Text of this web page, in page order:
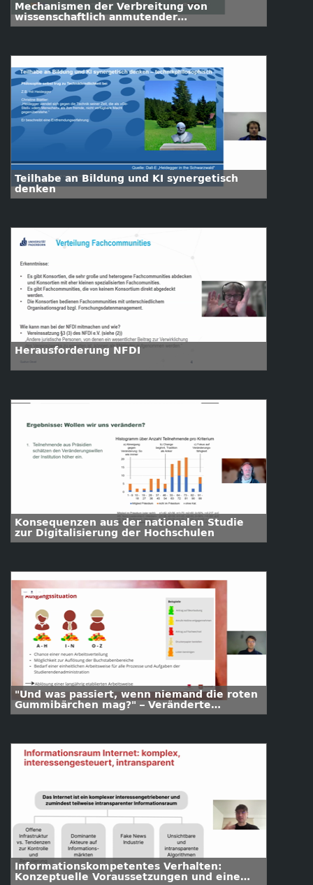
Mechanismen der Verbreitung von
wissenschaftlich anmutender
Desinformation
Teilhabe an Bildung und KI synergetisch
denken
Herausforderung NFDI
Konsequenzen aus der nationalen Studie
zur Digitalisierung der Hochschulen
"Und was passiert, wenn niemand die roten
Gummibärchen mag?" – Veränderte
Arbeitsweisen eines Teams im
Informationskompetentes Verhalten:
Konzeptuelle Voraussetzungen und eine